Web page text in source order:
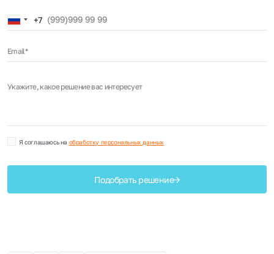
Russia
+7
+7
Email*
Укажите, какое решение вас интересует
Я соглашаюсь на обработку персональных данных
Подобрать решение